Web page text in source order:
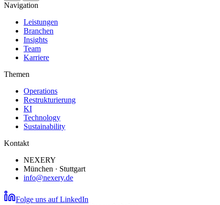
Navigation
Leistungen
Branchen
Insights
Team
Karriere
Themen
Operations
Restrukturierung
KI
Technology
Sustainability
Kontakt
NEXERY
München · Stuttgart
info@nexery.de
Folge uns auf LinkedIn